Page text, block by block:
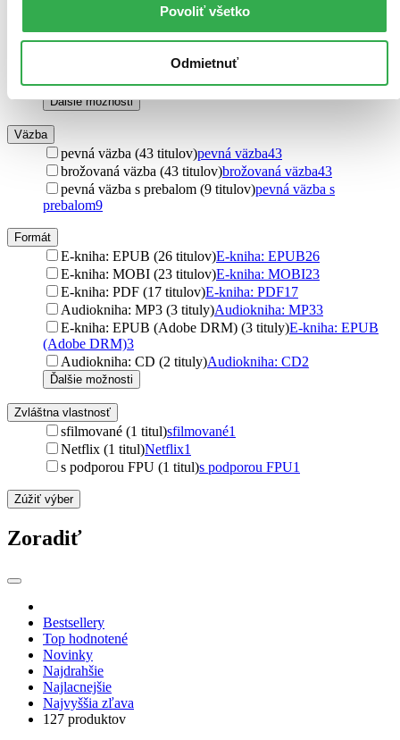
Povoliť všetko
Odmietnuť
Penguin Putnam Inc (1 titul)Penguin Putnam Inc
Mapcards.net (1 titul)Mapcards.net1
riva Verlag1
Thomas & Mercer (1 titul)Thomas & Mercer1
Ďalšie možnosti
Väzba
pevná väzba (43 titulov)pevná väzba43
brožovaná väzba (43 titulov)brožovaná väzba43
pevná väzba s prebalom (9 titulov)pevná väzba s
prebalom9
Formát
E-kniha: EPUB (26 titulov)E-kniha: EPUB26
E-kniha: MOBI (23 titulov)E-kniha: MOBI23
E-kniha: PDF (17 titulov)E-kniha: PDF17
Audiokniha: MP3 (3 tituly)Audiokniha: MP33
E-kniha: EPUB (Adobe DRM) (3 tituly)E-kniha: EPUB
(Adobe DRM)3
Audiokniha: CD (2 tituly)Audiokniha: CD2
Ďalšie možnosti
Zvláštna vlastnosť
sfilmované (1 titul)sfilmované1
Netflix (1 titul)Netflix1
s podporou FPU (1 titul)s podporou FPU1
Zúžiť výber
Zoradiť
Bestsellery
Top hodnotené
Novinky
Najdrahšie
Najlacnejšie
Najvyššia zľava
127 produktov